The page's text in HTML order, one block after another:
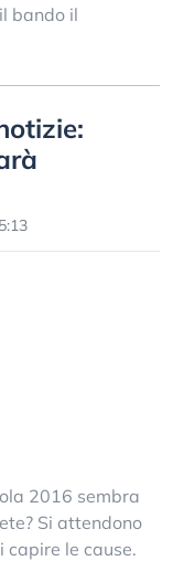
bando il
2016 sembra
Si attendono
capire le cause.